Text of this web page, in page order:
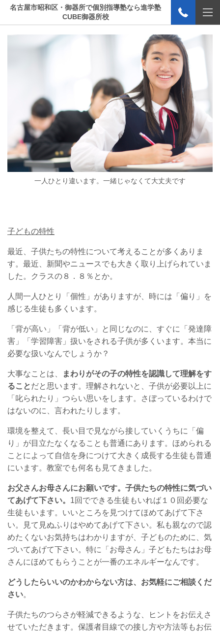
名古屋市昭和区・御器所で個別指導塾なら進学塾
CUBE御器所校
一人ひとり違います。一緒じゃなくて大丈夫です
子どもの特性
最近、子供たちの特性について考えることが多くありま
す。最近、新聞やニュースでも大きく取り上げられていま
した。クラスの８．８％とか。
人間一人ひとり「個性」がありますが、時には「偏り」を
感じる生徒も多くいます。
「背が高い」「背が低い」と同じなのに、すぐに「発達障
害」「学習障害」扱いをされる子供が多くいます。本当に
必要な扱いなんでしょうか？
大事なことは、
まわりがその子の特性を認識して理解をす
ることだと思います。理解されないと、子供が必要以上に
「叱られたり」つらい思いをします。さぼっているわけで
はないのに、言われたりします。
環境を整えて、長い目で見ながら接していくうちに「偏
り」が目立たなくなることも普通にあります。ほめられる
ことによって自信を身につけて大きく成長する生徒も普通
にいます。教室でも何名も見てきました。
お父さんお母さんにお願いです。子供たちの特性に気づい
てあげて下さい。 1回でできる生徒もいれば１０回必要な
生徒もいます。いいところを見つけてほめてあげて下さ
い。見て見ぬふりはやめてあげて下さい。私も親なので認
めたくないお気持ちはわかりますが、子どものために、気
づいてあげて下さい。特に「お母さん」子どもたちはお母
さんにほめてもらうことが一番のエネルギーなんです。
どうしたらいいのかわからない方は、お気軽にご相談くだ
さい。
子供たちのつらさが軽減できるような、ヒントをお伝えさ
せていただきます。保護者目線での接し方や方法等もお伝